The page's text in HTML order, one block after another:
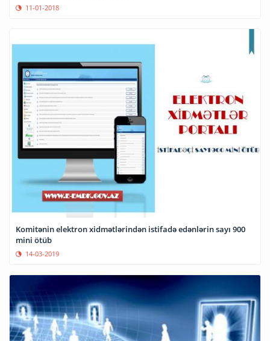
11-01-2018
Komitənin elektron xidmətlərindən istifadə edənlərin sayı 900
mini ötüb
14-03-2019